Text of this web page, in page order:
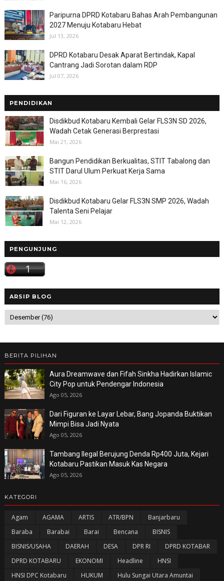
Paripurna DPRD Kotabaru Bahas Arah Pembangunan
2027 Menuju Kotabaru Hebat
Jul 13, 2026
DPRD Kotabaru Desak Aparat Bertindak, Kapal
Cantrang Jadi Sorotan dalam RDP
Jul 07, 2026
PENDIDIKAN
Disdikbud Kotabaru Kembali Gelar FLS3N SD 2026,
Wadah Cetak Generasi Berprestasi
Mai 21, 2026
Bangun Pendidikan Berkualitas, STIT Tabalong dan
STIT Darul Ulum Perkuat Kerja Sama
Mai 16, 2026
Disdikbud Kotabaru Gelar FLS3N SMP 2026, Wadah
Talenta Seni Pelajar
Mai 12, 2026
PENGUNJUNG
ARSIP BLOG
BERITA PILIHAN
Aura Dreamwave dan Fifah Sinkha Hadirkan Islamic
City Pop untuk Pendengar Indonesia
Ago 05, 2026
Dari Figuran ke Layar Lebar, Bang Jopanda Buktikan
Mimpi Bisa Jadi Nyata
Ago 05, 2026
Tambang Ilegal Berujung Denda Rp400 Juta, Kejari
Kotabaru Pastikan Masuk Kas Negara
Ago 05, 2026
KATEGORI
Agam AGAMA ARTIS ATR/BPN
Banjarbaru
Baraba
Barabai Barai Bencana
BISNIS
BISNIS/USAHA
DAERAH DESA DPR RI
DPRD KOTABAR
DPRD KOTABARU
EKONOMI Headline
HNSI
HNSI DPC Kotabaru
HUKUM
Hulu Sungai Utara Amuntai